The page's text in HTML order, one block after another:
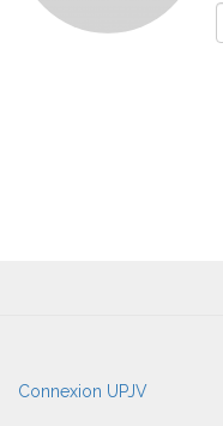
Rechercher
User
account
Connexion UPJV